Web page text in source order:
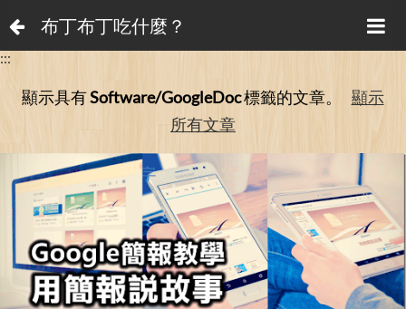
布丁布丁吃什麼？
:::
顯示具有Software/GoogleDoc標籤的文章。
顯示
所有文章